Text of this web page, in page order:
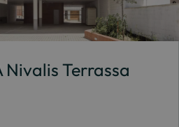
Nivalis Terrassa